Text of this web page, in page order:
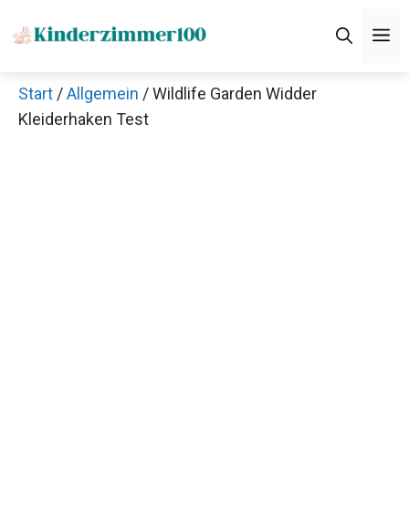
Inhalt
Start /Allgemein / Wildlife Garden Widder
Kleiderhaken Test